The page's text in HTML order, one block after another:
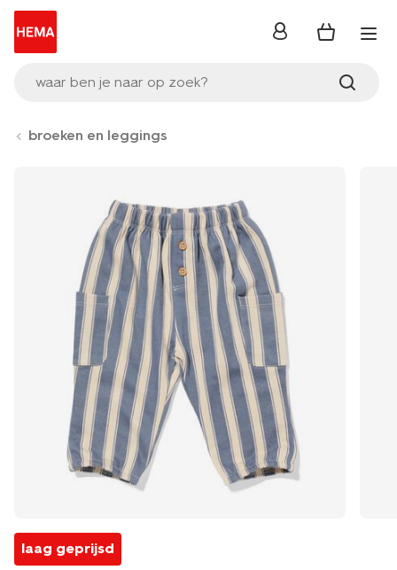
waar ben je naar op zoek?
inloggen
broeken en leggings
laag geprijsd